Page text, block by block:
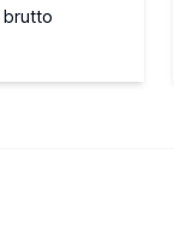
brutto